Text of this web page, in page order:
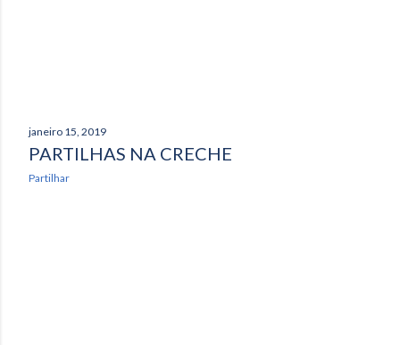
janeiro 15, 2019
PARTILHAS NA CRECHE
Partilhar